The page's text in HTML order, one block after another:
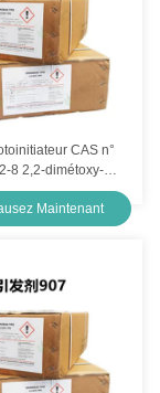
CAS n°
8 2,2-dimétoxy-2-
Maintenant